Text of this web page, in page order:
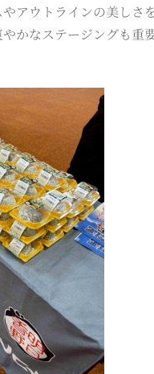
アウトラインの美しさを
かなステージングも重